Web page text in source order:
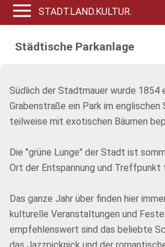
STADT.LAND.KULTUR.
Städtische Parkanlage
Südlich der Stadtmauer wurde 1854
Grabenstraße ein Park im
teilweise mit exotischen Bäumen
Die "grüne Lunge" der Stadt ist
Ort der Entspannung und Treffpunkt
Das ganze Jahr über finden hier
kulturelle Veranstaltungen und
empfehlenswert sind das beliebte